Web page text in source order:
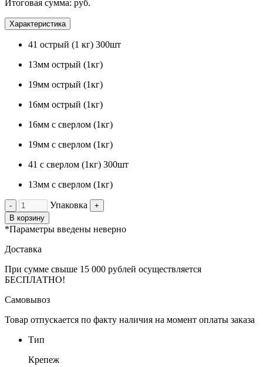
Итоговая сумма: руб.
Характеристика
41 острый (1 кг) 300шт
13мм острый (1кг)
19мм острый (1кг)
16мм острый (1кг)
16мм с сверлом (1кг)
19мм с сверлом (1кг)
41 с сверлом (1кг) 300шт
13мм с сверлом (1кг)
- Упаковка
+
В корзину
*Параметры введены неверно
Доставка
При сумме свыше 15 000 рублей осуществляется
БЕСПЛАТНО!
Самовывоз
Товар отпускается по факту наличия на момент оплаты заказа
Тип
Крепеж